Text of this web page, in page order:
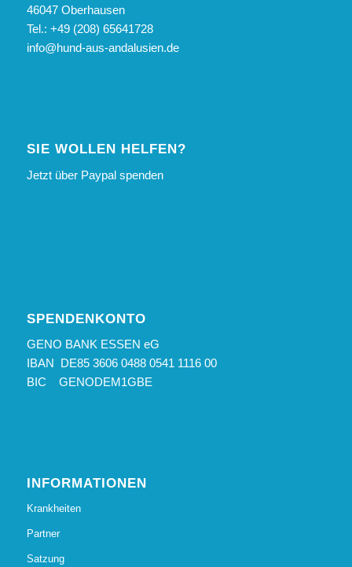
46047 Oberhausen
Tel.: +49 (208) 65641728
info@hund-aus-andalusien.de
SIE WOLLEN HELFEN?
Jetzt über Paypal spenden
SPENDENKONTO
GENO BANK ESSEN eG
IBAN DE85 3606 0488 0541 1116 00
BIC GENODEM1GBE
INFORMATIONEN
Krankheiten
Partner
Satzung